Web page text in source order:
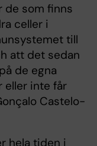
de som finns
celler i
till
att det sedan
de egna
eller inte får
Castelo-
hela tiden i